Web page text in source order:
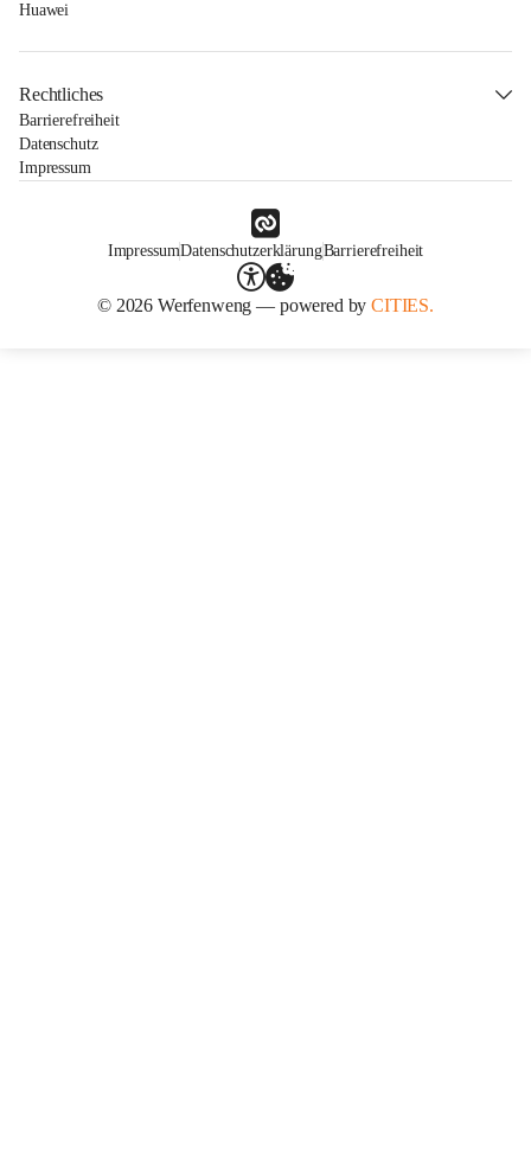
Huawei
Rechtliches
Barrierefreiheit
Datenschutz
Impressum
ImpressumDatenschutzerklärungBarrierefreiheit
© 2026 Werfenweng — powered byCITIES.